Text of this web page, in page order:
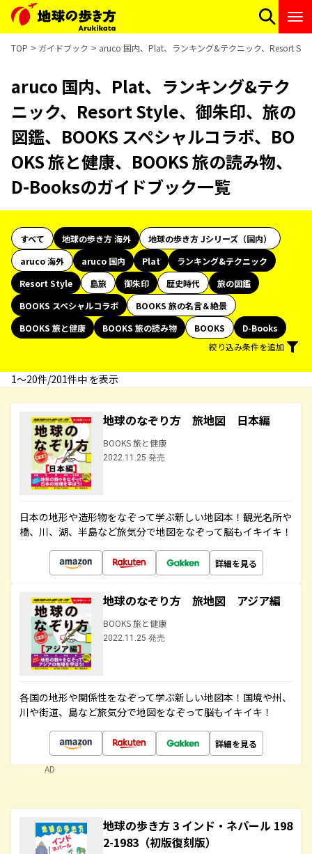
TOP ガイドブック aruco 国内、Plat、ランキング&テクニック、Resort
aruco 国内、Plat、ランキング&テク
ニック、Resort Style、御朱印、旅の
図鑑、BOOKS スペシャルコラボ、BO
OKS 旅と健康、BOOKS 旅の読み物、
D-Booksのガイドブック一覧
すべて 地球の歩き方 海外
地球の歩き方 Jシリーズ（国内）
aruco 海外
aruco 国内 Plat
ランキング&テクニック
Resort Style
島旅 御朱印 歴史時代
旅の図鑑
BOOKS スペシャルコラボ
BOOKS 旅の名言＆絶景
BOOKS 旅と健康
BOOKS 旅の読み物 BOOKS
D-Books
絞り込み条件を追加
1〜20件/201件中 を表示
地球のなぞり方 旅地図 日本編
BOOKS 旅と健康
2022.11.25 発売
日本の地形や造形物をなぞって学ぶ新しい地図本！観光名所や
橋、川、湖、半島など旅気分で地図をなぞって脳もイキイキ！
詳細を見る
地球のなぞり方 旅地図 アジア編
BOOKS 旅と健康
2022.11.25 発売
各国の地形や関係性をなぞって学ぶ新しい地図本！国境や州、
川や街道、島など旅気分で地図をなぞって脳もイキイキ！
詳細を見る
AD
地球の歩き方 3 インド・ネパール 198
2-1983（初版復刻版）